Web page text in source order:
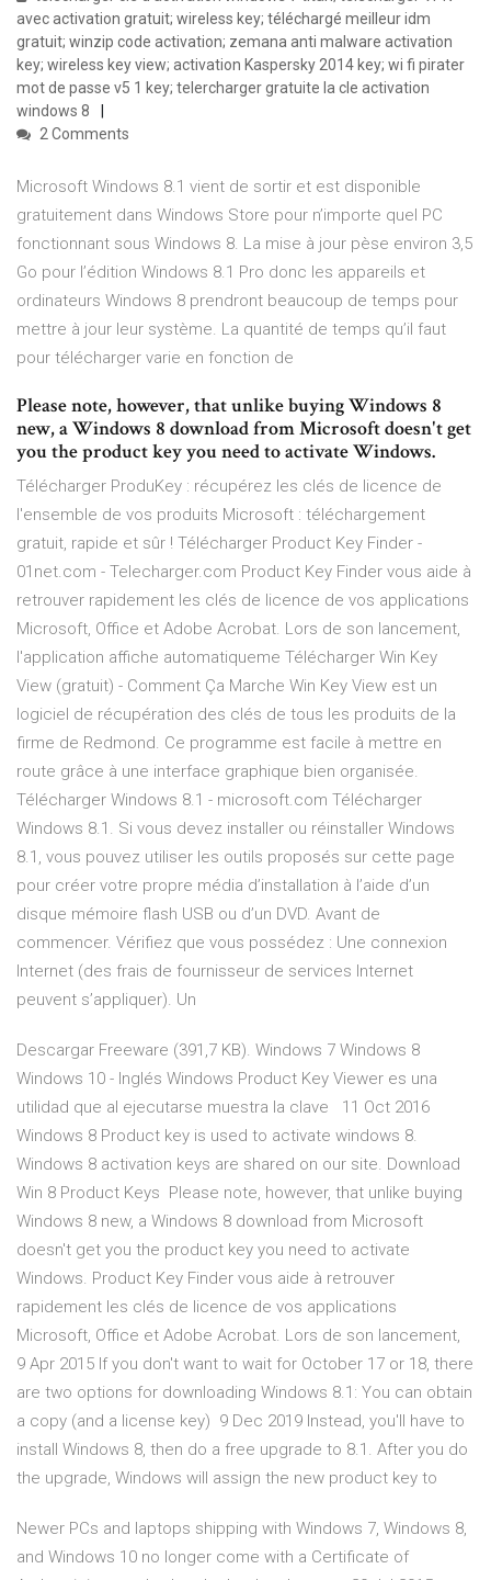
avec activation gratuit; wireless key; téléchargé meilleur idm
gratuit; winzip code activation; zemana anti malware activation
key; wireless key view; activation Kaspersky 2014 key; wi fi pirater
mot de passe v5 1 key; telercharger gratuite la cle activation
windows 8
2 Comments
Microsoft Windows 8.1 vient de sortir et est disponible
gratuitement dans Windows Store pour n’importe quel PC
fonctionnant sous Windows 8. La mise à jour pèse environ 3,5
Go pour l’édition Windows 8.1 Pro donc les appareils et
ordinateurs Windows 8 prendront beaucoup de temps pour
mettre à jour leur système. La quantité de temps qu’il faut
pour télécharger varie en fonction de
Please note, however, that unlike buying Windows 8
new, a Windows 8 download from Microsoft doesn't get
you the product key you need to activate Windows.
Télécharger ProduKey : récupérez les clés de licence de
l'ensemble de vos produits Microsoft : téléchargement
gratuit, rapide et sûr ! Télécharger Product Key Finder -
01net.com - Telecharger.com Product Key Finder vous aide à
retrouver rapidement les clés de licence de vos applications
Microsoft, Office et Adobe Acrobat. Lors de son lancement,
l'application affiche automatiqueme Télécharger Win Key
View (gratuit) - Comment Ça Marche Win Key View est un
logiciel de récupération des clés de tous les produits de la
firme de Redmond. Ce programme est facile à mettre en
route grâce à une interface graphique bien organisée.
Télécharger Windows 8.1 - microsoft.com Télécharger
Windows 8.1. Si vous devez installer ou réinstaller Windows
8.1, vous pouvez utiliser les outils proposés sur cette page
pour créer votre propre média d’installation à l’aide d’un
disque mémoire flash USB ou d’un DVD. Avant de
commencer. Vérifiez que vous possédez : Une connexion
Internet (des frais de fournisseur de services Internet
peuvent s’appliquer). Un
Descargar Freeware (391,7 KB). Windows 7 Windows 8
Windows 10 - Inglés Windows Product Key Viewer es una
utilidad que al ejecutarse muestra la clave 11 Oct 2016
Windows 8 Product key is used to activate windows 8.
Windows 8 activation keys are shared on our site. Download
Win 8 Product Keys Please note, however, that unlike buying
Windows 8 new, a Windows 8 download from Microsoft
doesn't get you the product key you need to activate
Windows. Product Key Finder vous aide à retrouver
rapidement les clés de licence de vos applications
Microsoft, Office et Adobe Acrobat. Lors de son lancement,
9 Apr 2015 If you don't want to wait for October 17 or 18, there
are two options for downloading Windows 8.1: You can obtain
a copy (and a license key) 9 Dec 2019 Instead, you'll have to
install Windows 8, then do a free upgrade to 8.1. After you do
the upgrade, Windows will assign the new product key to
Newer PCs and laptops shipping with Windows 7, Windows 8,
and Windows 10 no longer come with a Certificate of